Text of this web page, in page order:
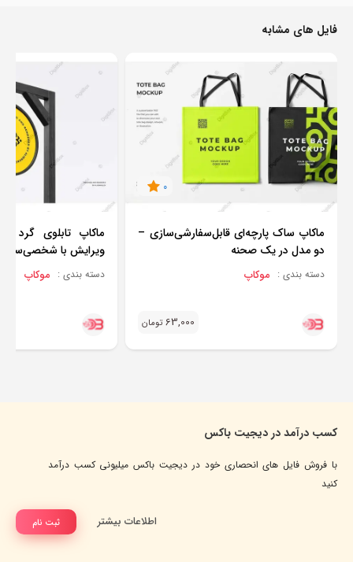
فایل های مشابه
0
ماکاپ ساک پارچه‌ای قابل‌سفارشی‌سازی –
دو مدل در یک صحنه
دسته بندی : موکاپ
63,000 تومان
ماکاپ تابلوی گرد
ویرایش با
دسته بندی : موکاپ
کسب درآمد در دیجیت باکس
با فروش فایل های انحصاری خود در دیجیت باکس میلیونی کسب درآمد
کنید
ثبت نام اطلاعات بیشتر